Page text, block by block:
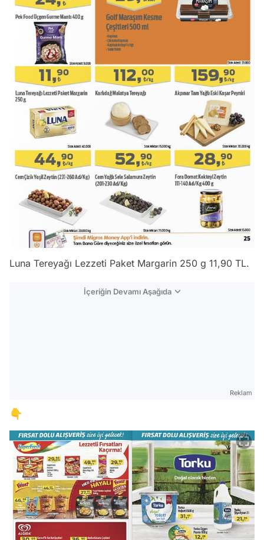
Luna Tereyağı Lezzeti Paket Margarin 250 g 11,90 TL.
İçeriğin Devamı Aşağıda
Reklam
👇